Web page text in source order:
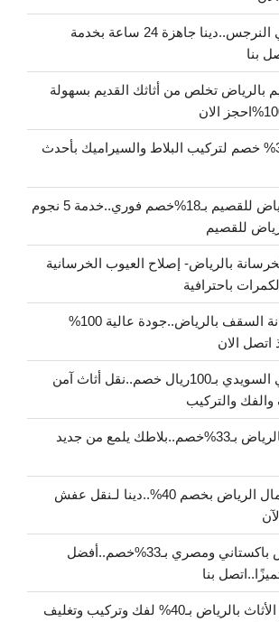
دينا نقل عفش حي النرجس..دينا جاهزة 24 ساعة بخدمة
بالرياض تخلص من أثاثك القديم بسهولة
مبلط بالرياض بـ34% خصم لتركيب البلاط والسيراميك بأحدث
نقل عفش من الرياض للقصيم بـ18%خصم فوري..خدمة 5 نجوم
للقصيم
بالرياض- إصلاح العيوب الخرسانية
باحترافية
مقاول صب خرسانة السقف بالرياض..جودة عالية 100%
اتصل الان
دينا نقل عفش حي السويدي بـ100ريال خصم..نقل أثاث آمن
والتركيب
شركة جلي بلاط بالرياض بـ33%خصم..بلاطك يلمع من جديد
دينا نقل عفش شمال الرياض بخصم 40%..دينا لـنقل عفش
نقل عفش بالرياض باكستاني ومصري بـ33%خصم..أفضل
بنا
شركة نقل وتجهيز الأثاث بالرياض بـ40% لفك وتركيب وتغليف